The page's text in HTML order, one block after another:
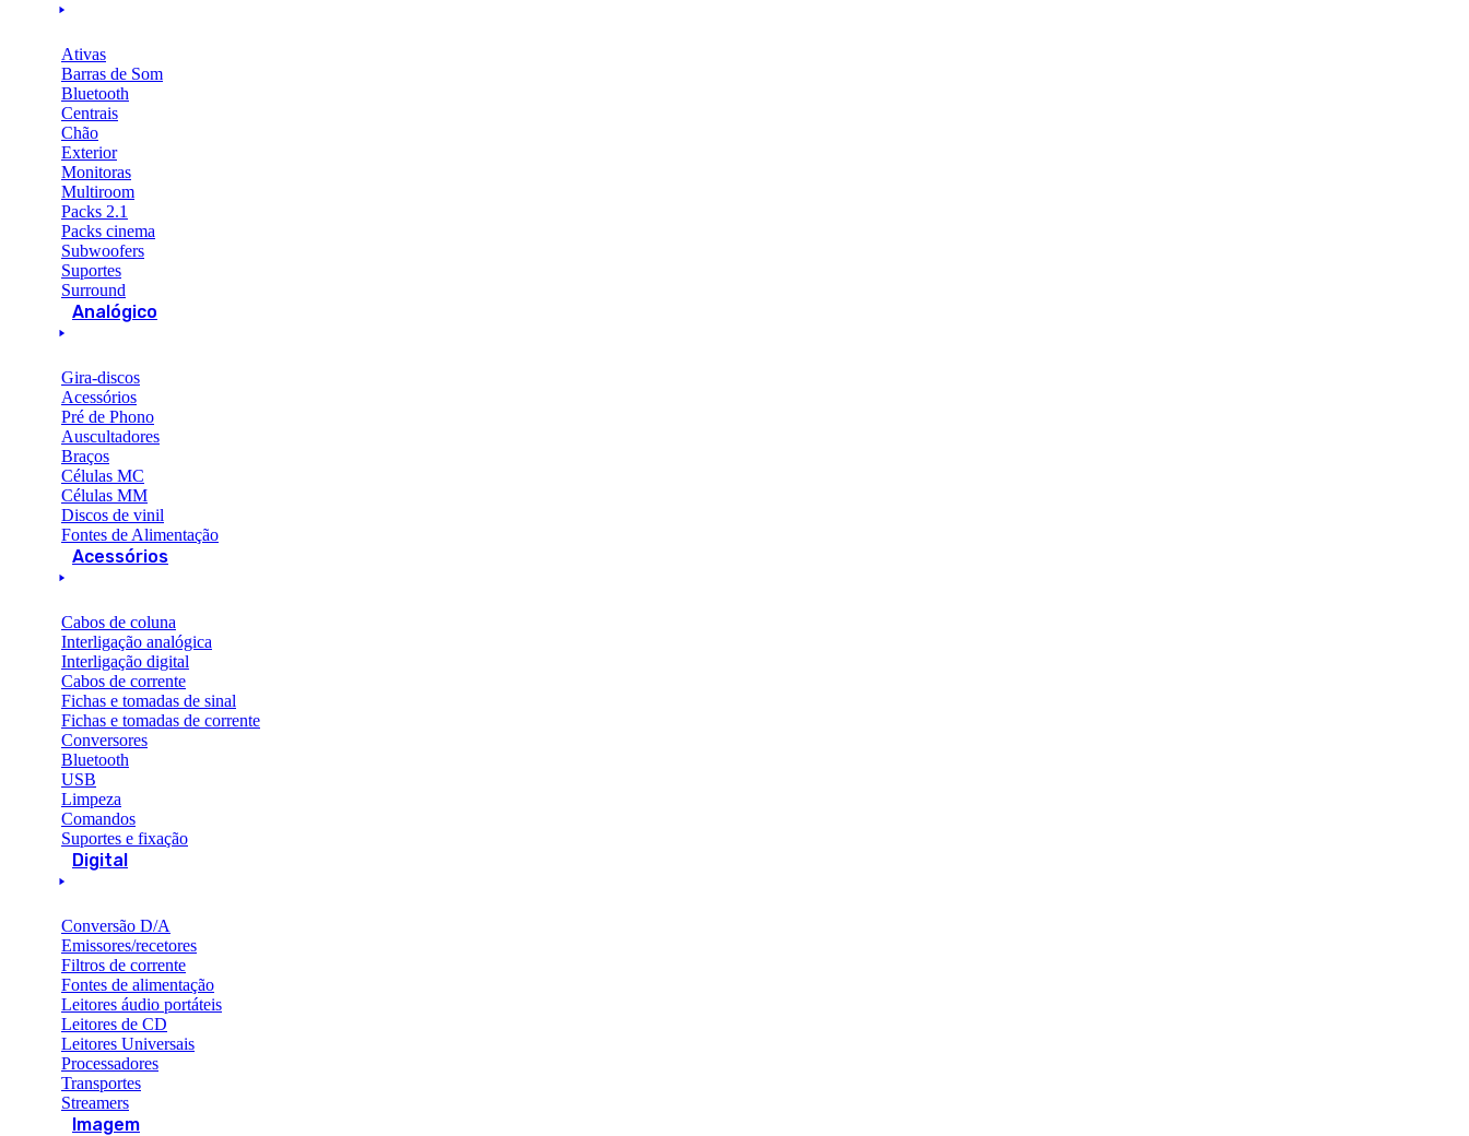
Ativas
Barras de Som
Bluetooth
Centrais
Chão
Exterior
Monitoras
Multiroom
Packs 2.1
Packs cinema
Subwoofers
Suportes
Surround
Analógico
Gira-discos
Acessórios
Pré de Phono
Auscultadores
Braços
Células MC
Células MM
Discos de vinil
Fontes de Alimentação
Acessórios
Cabos de coluna
Interligação analógica
Interligação digital
Cabos de corrente
Fichas e tomadas de sinal
Fichas e tomadas de corrente
Conversores
Bluetooth
USB
Limpeza
Comandos
Suportes e fixação
Digital
Conversão D/A
Emissores/recetores
Filtros de corrente
Fontes de alimentação
Leitores áudio portáteis
Leitores de CD
Leitores Universais
Processadores
Transportes
Streamers
Imagem